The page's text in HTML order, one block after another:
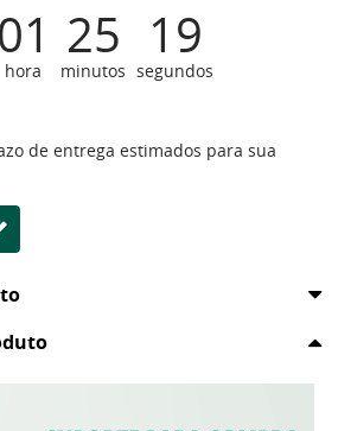
01
hora
25
minutos
18
segundos
de entrega estimados para sua